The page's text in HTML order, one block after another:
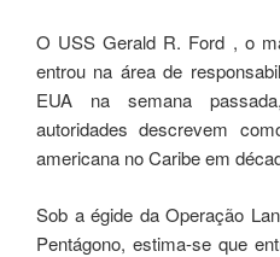
O USS Gerald R. Ford , o
entrou na área de
EUA na semana
autoridades descrevem
americana no Caribe em
Sob a égide da Operação
Pentágono, estima-se que